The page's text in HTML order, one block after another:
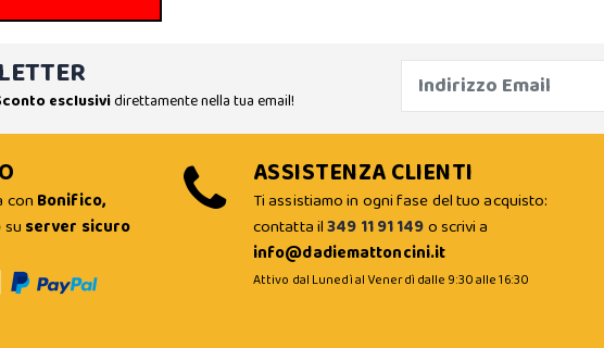
esclusividirettamente nella tua email!
con Bonifico,
su server sicuro
ASSISTENZA CLIENTI
Ti assistiamo in ogni fase del tuo acquisto:
contatta il349 11 91 149o scrivi a
info@dadiemattoncini.it
Attivo dal Lunedì al Venerdì dalle 9:30 alle 16:30